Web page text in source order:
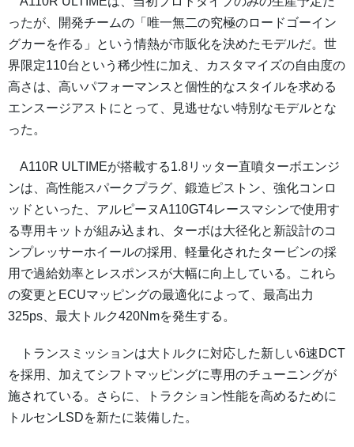
ったが、開発チームの「唯一無二の究極のロードゴーイン
グカーを作る」という情熱が市販化を決めたモデルだ。世
界限定110台という稀少性に加え、カスタマイズの自由度の
高さは、高いパフォーマンスと個性的なスタイルを求める
エンスージアストにとって、見逃せない特別なモデルとな
った。
A110R ULTIMEが搭載する1.8リッター直噴ターボエンジ
ンは、高性能スパークプラグ、鍛造ピストン、強化コンロ
ッドといった、アルピーヌA110GT4レースマシンで使用す
る専用キットが組み込まれ、ターボは大径化と新設計のコ
ンプレッサーホイールの採用、軽量化されたタービンの採
用で過給効率とレスポンスが大幅に向上している。これら
の変更とECUマッピングの最適化によって、最高出力
325ps、最大トルク420Nmを発生する。
トランスミッションは大トルクに対応した新しい6速DCT
を採用、加えてシフトマッピングに専用のチューニングが
施されている。さらに、トラクション性能を高めるために
トルセンLSDを新たに装備した。